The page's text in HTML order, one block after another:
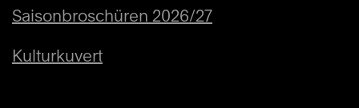
Saisonbroschüren 2026/27
Kulturkuvert